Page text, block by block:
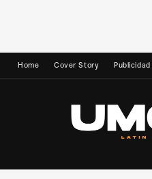
Home Cover Story Publicidad